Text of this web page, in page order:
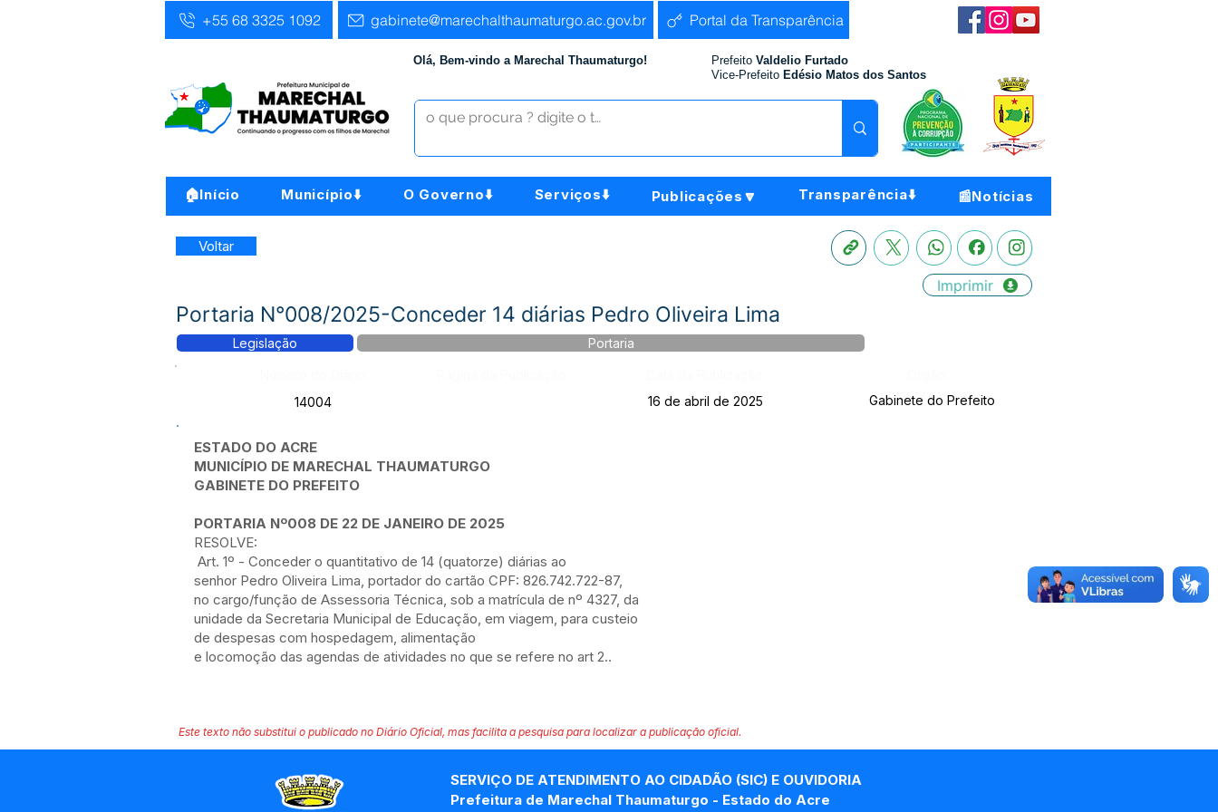
+55 68 3325 1092 gabinete@marechalthaumaturgo.ac.gov.br Portal da Transparência
Olá, Bem-vindo a Marechal Thaumaturgo! Prefeito Valdelio Furtado
Vice-Prefeito Edésio Matos dos Santos
🏠Início Município⬇️ O Governo⬇️ Serviços⬇️ Publicações🔽 Transparência⬇️ 📰Notícias
Voltar
Imprimir
Portaria N°008/2025-Conceder 14 diárias Pedro Oliveira Lima
Legislação Portaria
14004
16 de abril de 2025 Gabinete do Prefeito
ESTADO DO ACRE
MUNICÍPIO DE MARECHAL THAUMATURGO
GABINETE DO PREFEITO
PORTARIA Nº008 DE 22 DE JANEIRO DE 2025
RESOLVE:
Art. 1º - Conceder o quantitativo de 14 (quatorze) diárias ao
senhor Pedro Oliveira Lima, portador do cartão CPF: 826.742.722-87,
no cargo/função de Assessoria Técnica, sob a matrícula de nº 4327, da
unidade da Secretaria Municipal de Educação, em viagem, para custeio
de despesas com hospedagem, alimentação
e locomoção das agendas de atividades no que se refere no art 2..
Este texto não substitui o publicado no Diário Oficial, mas facilita a pesquisa para localizar a publicação oficial.
SERVIÇO DE ATENDIMENTO AO CIDADÃO (SIC) E OUVIDORIA
Prefeitura de Marechal Thaumaturgo - Estado do Acre